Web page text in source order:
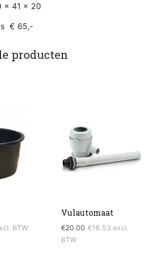
x 41 x 20
€ 65,-
producten
BTW
Vulautomaat
€20.00 €16.53 excl.
BTW